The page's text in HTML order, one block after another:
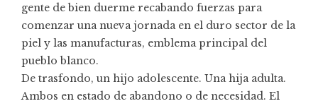
gente de bien duerme recabando fuerzas para
comenzar una nueva jornada en el duro sector de la
piel y las manufacturas, emblema principal del
pueblo blanco.
De trasfondo, un hijo adolescente. Una hija adulta.
Ambos en estado de abandono o de necesidad. El